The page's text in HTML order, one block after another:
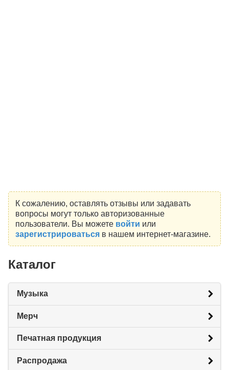
К сожалению, оставлять отзывы или задавать
вопросы могут только авторизованные
пользователи. Вы можете войти или
зарегистрироватьсяв нашем интернет-магазине.
Каталог
Музыка
Мерч
Печатная продукция
Распродажа